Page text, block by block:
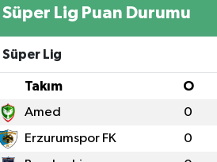
Süper Lig Puan Durumu
Süper Lig
Takım O
Amed 0
Erzurumspor FK 0